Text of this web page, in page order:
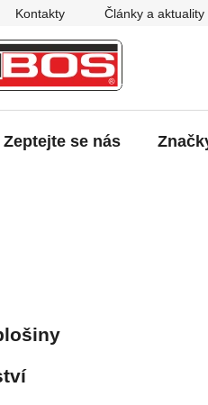
Kontakty Články a aktuality
Zeptejte se nás